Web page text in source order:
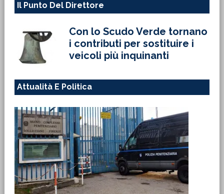
Il Punto Del Direttore
Con lo Scudo Verde tornano
i contributi per sostituire i
veicoli più inquinanti
Attualità E Politica